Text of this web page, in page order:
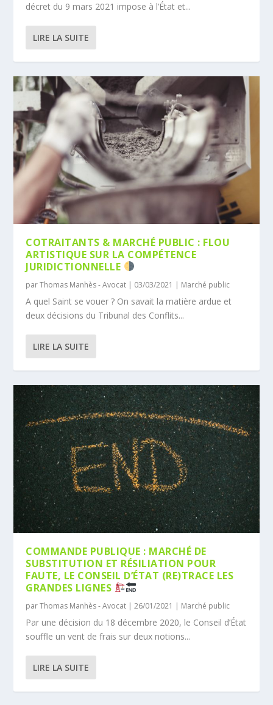
décret du 9 mars 2021 impose à l’État et...
LIRE LA SUITE
COTRAITANTS & MARCHÉ PUBLIC : FLOU
ARTISTIQUE SUR LA COMPÉTENCE
JURIDICTIONNELLE
parThomas Manhès - Avocat | 03/03/2021 | Marché public
A quel Saint se vouer ? On savait la matière ardue et
deux décisions du Tribunal des Conflits...
LIRE LA SUITE
COMMANDE PUBLIQUE : MARCHÉ DE
SUBSTITUTION ET RÉSILIATION POUR
FAUTE, LE CONSEIL D’ÉTAT (RE)TRACE LES
GRANDES LIGNES
parThomas Manhès - Avocat |26/01/2021 | Marché public
Par une décision du 18 décembre 2020, le Conseil d’État
souffle un vent de frais sur deux notions...
LIRE LA SUITE